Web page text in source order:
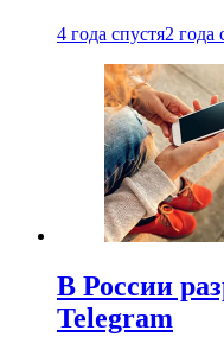
4 года спустя2 года
В России
Telegram